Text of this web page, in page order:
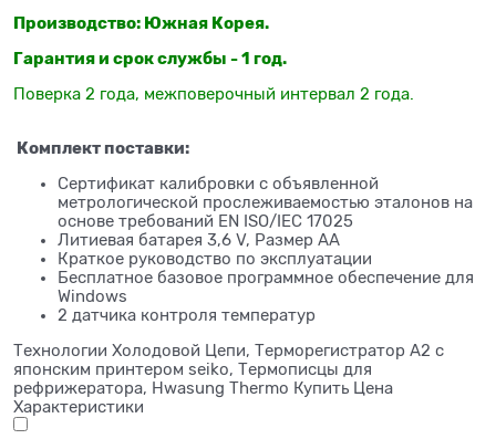
Производство: Южная Корея.
Гарантия и срок службы - 1 год.
Поверка 2 года, межповерочный интервал 2 года.
Комплект поставки:
Сертификат калибровки с объявленной
метрологической прослеживаемостью эталонов на
основе требований EN ISO/IEC 17025
Литиевая батарея 3,6 V, Размер АА
Краткое руководство по эксплуатации
Бесплатное базовое программное обеспечение для
Windows
2 датчика контроля температур
Технологии Холодовой Цепи, Терморегистратор A2 с
японским принтером seiko, Термописцы для
рефрижератора, Hwasung Thermo Купить Цена
Характеристики